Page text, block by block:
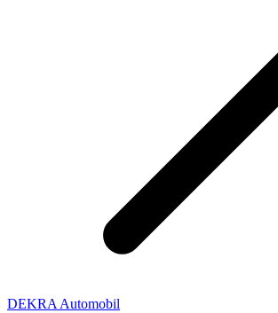
DEKRA Automobil